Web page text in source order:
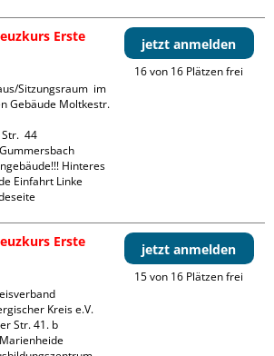
Erste
Sitzungsraum  im
Gebäude Moltkestr.
44
Hinteres
Einfahrt Linke
jetzt anmelden
16 von 16 Plätzen frei
Erste
Kreis e.V.
Str. 41. b
jetzt anmelden
15 von 16 Plätzen frei